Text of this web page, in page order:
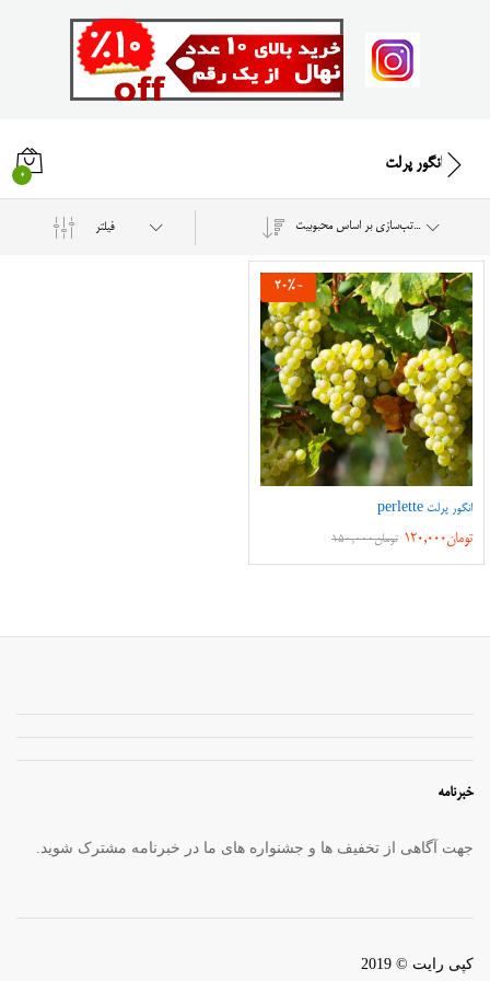
انگور پرلت
0
فیلتر مرتب‌سازی بر اساس محبوبیت
-
20%
انگور پرلت perlette
تومان120,000 تومان150,000
خبرنامه
جهت آگاهی از تخفیف ها و جشنواره های ما در خبرنامه مشترک شوید.
کپی رایت © 2019